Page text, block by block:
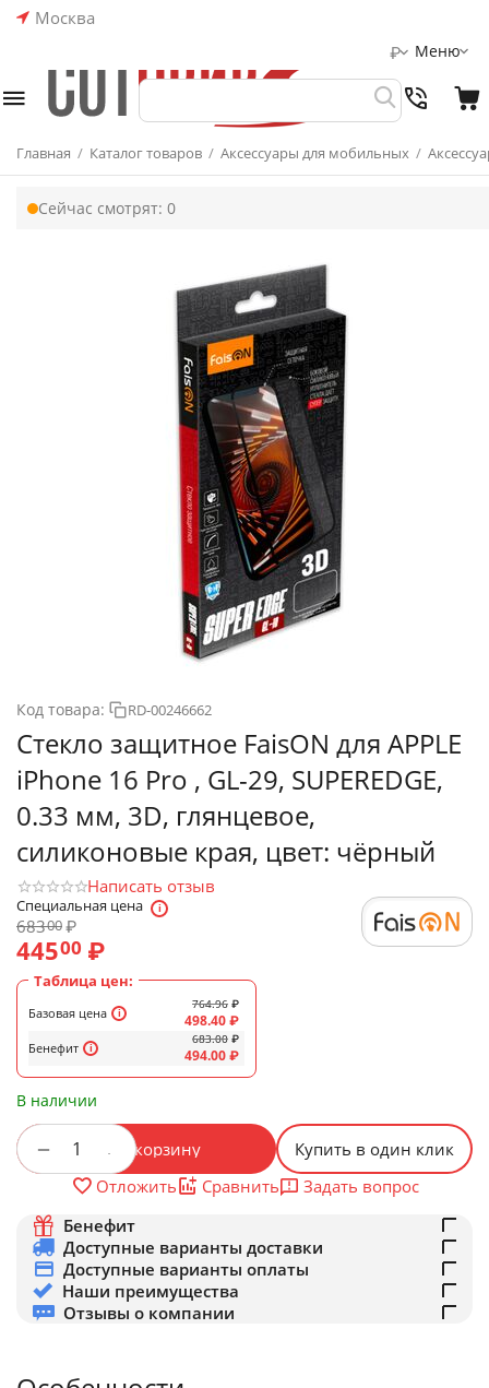
Москва
Меню
₽
Главная / Каталог товаров / Аксессуары для мобильных /
Сейчас смотрят: 0
Код товара: RD-00246662
Стекло защитное FaisON для APPLE
iPhone 16 Pro , GL-29, SUPEREDGE,
0.33 мм, 3D, глянцевое,
силиконовые края, цвет: чёрный
Написать отзыв
Специальная цена
68300₽
44500 ₽
Таблица цен:
Базовая цена
Бенефит
764.96 ₽
498.40₽
683.00 ₽
494.00₽
В наличии
+
− В корзину
Купить в один клик
Отложить
Сравнить
Задать вопрос
Бенефит
Доступные варианты доставки
Доступные варианты оплаты
Наши преимущества
Отзывы о компании